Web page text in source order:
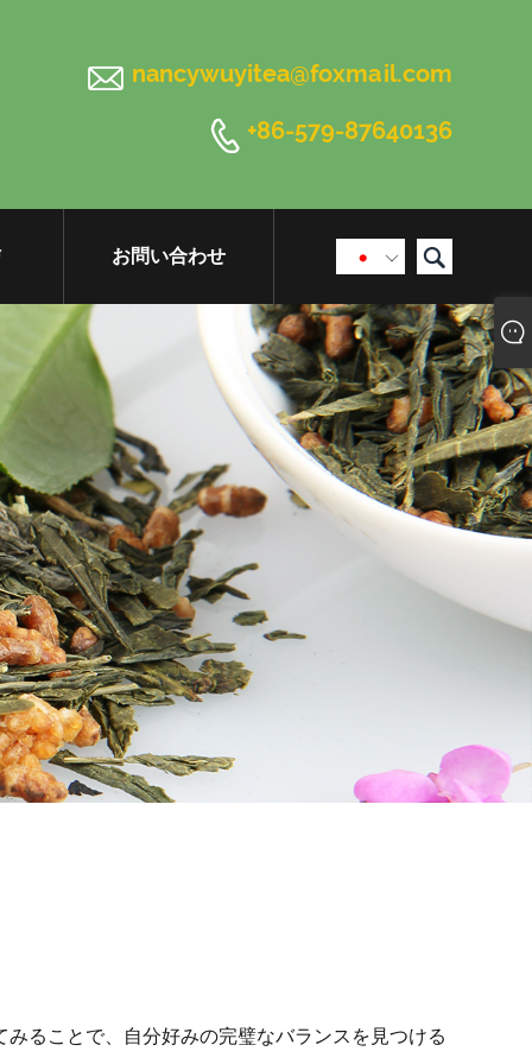
 nancywuyitea@foxmail.com
 +86-579-87640136
 
お問い合わせ
ることで、自分好みの完璧なバランスを見つける